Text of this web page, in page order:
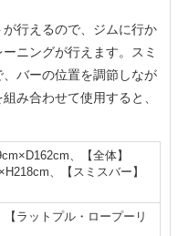
行えるので、ジムに行か
ニングが行えます。スミ
バーの位置を調節しなが
み合わせて使用すると、
、【全体】
、【スミスバー】
【ラットプル・ロープーリ